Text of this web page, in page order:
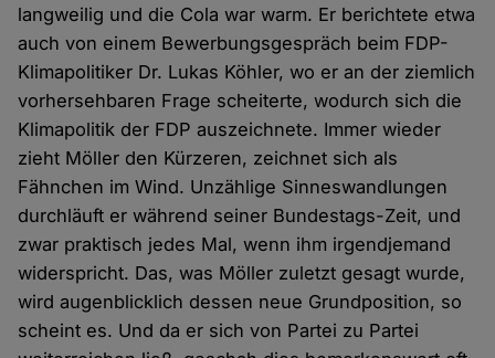
langweilig und die Cola war warm. Er berichtete etwa
auch von einem Bewerbungsgespräch beim FDP-
Klimapolitiker Dr. Lukas Köhler, wo er an der ziemlich
vorhersehbaren Frage scheiterte, wodurch sich die
Klimapolitik der FDP auszeichnete. Immer wieder
zieht Möller den Kürzeren, zeichnet sich als
Fähnchen im Wind. Unzählige Sinneswandlungen
durchläuft er während seiner Bundestags-Zeit, und
zwar praktisch jedes Mal, wenn ihm irgendjemand
widerspricht. Das, was Möller zuletzt gesagt wurde,
wird augenblicklich dessen neue Grundposition, so
scheint es. Und da er sich von Partei zu Partei